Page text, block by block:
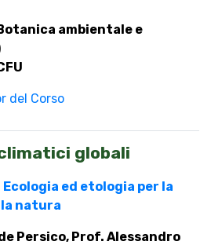
ambientale e
del Corso
globali
Ecologia ed etologia per la
natura
Persico, Prof. Alessandro